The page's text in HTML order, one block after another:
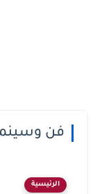
فن
الرئيسية